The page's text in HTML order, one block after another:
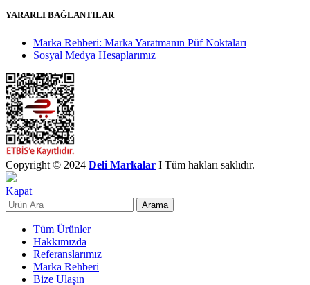
YARARLI BAĞLANTILAR
Marka Rehberi: Marka Yaratmanın Püf Noktaları
Sosyal Medya Hesaplarımız
Copyright © 2024 Deli Markalar I Tüm hakları saklıdır.
Kapat
Arama
Tüm Ürünler
Hakkımızda
Referanslarımız
Marka Rehberi
Bize Ulaşın